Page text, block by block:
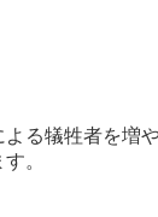
る犠牲者を
。